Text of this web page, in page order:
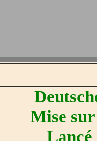
Mise
Lancé